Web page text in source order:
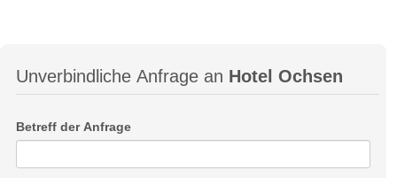
Unverbindliche Anfrage an Hotel Ochsen
Betreff der Anfrage